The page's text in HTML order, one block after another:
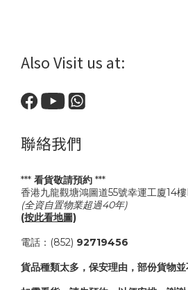
Also Visit us at:
聯絡我們
*** 看貨敬請預約 ***
香港九龍觀塘鴻圖道55號幸運工廈14
(全資自置物業超過40年)
(按此看地圖)
電話：(852) 92719456
貨品種類太多，保安理由，部份貨物並